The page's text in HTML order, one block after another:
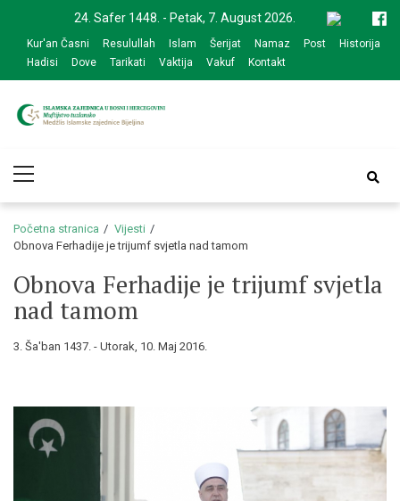
navigation
content
24. Safer 1448. - Petak, 7. August 2026.
Kur'an Časni Resulullah Islam Šerijat Namaz Post
Historija
Hadisi
Dove Tarikati Vaktija Vakuf Kontakt
zajednice Bijeljina
Menu
Početna stranica
Vijesti
Obnova Ferhadije je trijumf svjetla nad tamom
Obnova Ferhadije je trijumf svjetla
nad tamom
3. Ša'ban 1437. - Utorak, 10. Maj 2016.